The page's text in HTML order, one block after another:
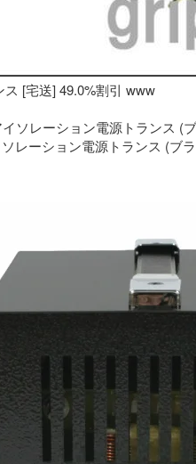
[宅送] 49.0%割引 www
レーション電源トランス (ブ